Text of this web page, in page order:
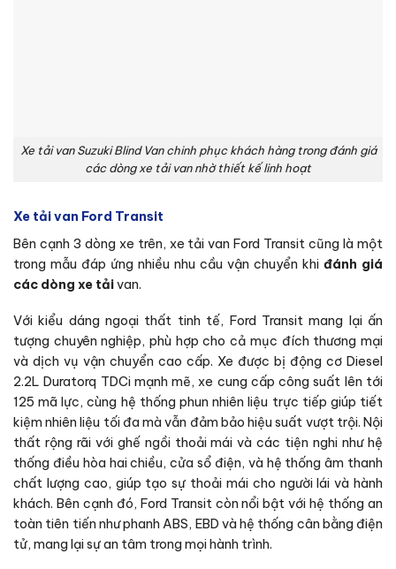
Xe tải van Suzuki Blind Van chinh phục khách hàng trong đánh giá
các dòng xe tải van nhờ thiết kế linh hoạt
Xe tải van Ford Transit
Bên cạnh 3 dòng xe trên, xe tải van Ford Transit cũng là một
trong mẫu đáp ứng nhiều nhu cầu vận chuyển khi đánh giá
các dòng xe tảivan.
Với kiểu dáng ngoại thất tinh tế, Ford Transit mang lại ấn
tượng chuyên nghiệp, phù hợp cho cả mục đích thương mại
và dịch vụ vận chuyển cao cấp. Xe được bị động cơ Diesel
2.2L Duratorq TDCi mạnh mẽ, xe cung cấp công suất lên tới
125 mã lực, cùng hệ thống phun nhiên liệu trực tiếp giúp tiết
kiệm nhiên liệu tối đa mà vẫn đảm bảo hiệu suất vượt trội. Nội
thất rộng rãi với ghế ngồi thoải mái và các tiện nghi như hệ
thống điều hòa hai chiều, cửa sổ điện, và hệ thống âm thanh
chất lượng cao, giúp tạo sự thoải mái cho người lái và hành
khách. Bên cạnh đó, Ford Transit còn nổi bật với hệ thống an
toàn tiên tiến như phanh ABS, EBD và hệ thống cân bằng điện
tử, mang lại sự an tâm trong mọi hành trình.